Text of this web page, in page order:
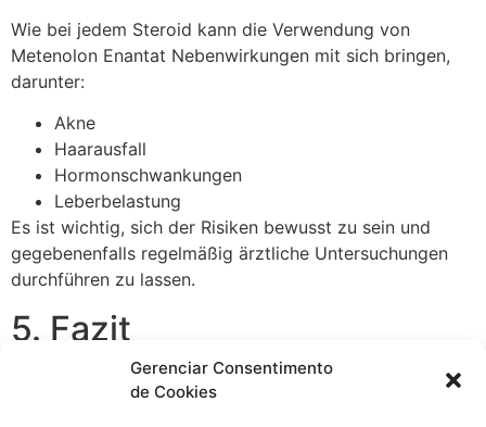
Gerenciar Consentimento
de Cookies
Wie bei jedem Steroid kann die Verwendung von
Metenolon Enantat Nebenwirkungen mit sich bringen,
darunter:
Akne
Haarausfall
Hormonschwankungen
Leberbelastung
Es ist wichtig, sich der Risiken bewusst zu sein und
gegebenenfalls regelmäßig ärztliche Untersuchungen
durchführen zu lassen.
5. Fazit
Metenolon Enantat kann eine effektive Substanz für den
Muskelaufbau und die Leistungssteigerung sein, wenn